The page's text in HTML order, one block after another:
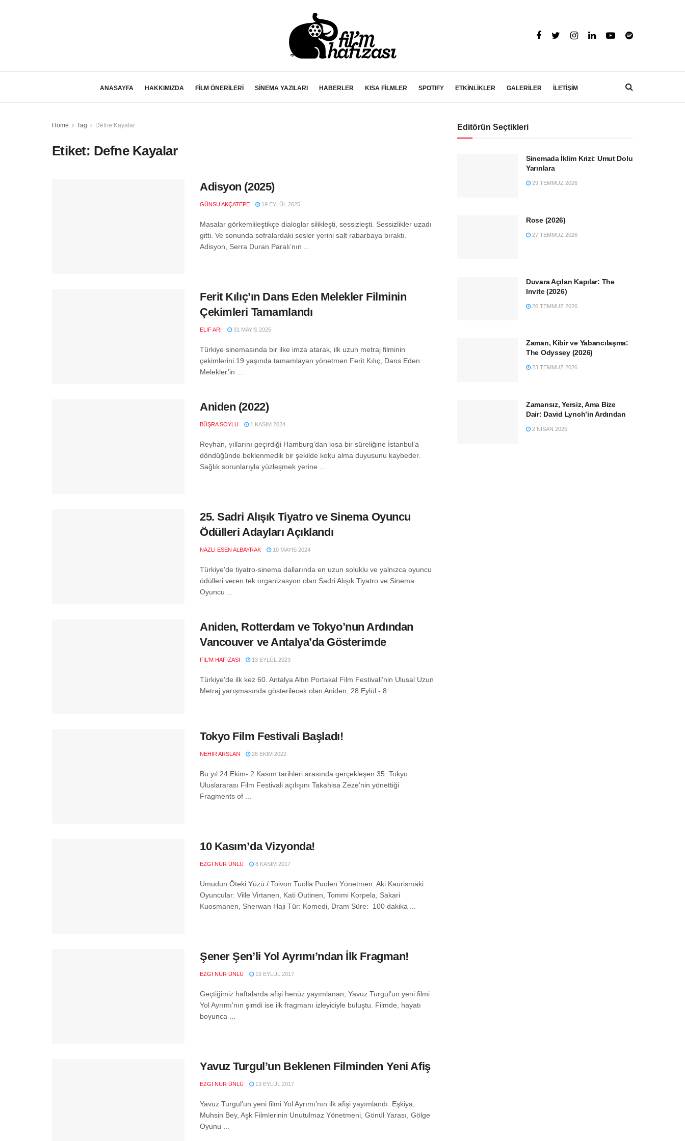
ANASAYFA HAKKIMIZDA FİLM ÖNERİLERİ SİNEMA YAZILARI HABERLER KISA FİLMLER SPOTIFY ETKİNLİKLER GALERİLER İLETİŞİM
Home Tag Defne Kayalar
Etiket: Defne Kayalar
Adisyon (2025)
GÜNSU AKÇATEPE 19 EYLÜL 2025
Masalar görkemlileştikçe dialoglar silikleşti, sessizleşti. Sessizlikler uzadı
gitti. Ve sonunda sofralardaki sesler yerini salt rabarbaya bıraktı.
Adisyon, Serra Duran Paralı’nın ...
Ferit Kılıç’ın Dans Eden Melekler Filminin
Çekimleri Tamamlandı
ELIF ARI 31 MAYIS 2025
Türkiye sinemasında bir ilke imza atarak, ilk uzun metraj filminin
çekimlerini 19 yaşında tamamlayan yönetmen Ferit Kılıç, Dans Eden
Melekler’in ...
Aniden (2022)
BÜŞRA SOYLU 1 KASIM 2024
Reyhan, yıllarını geçirdiği Hamburg’dan kısa bir süreliğine İstanbul’a
döndüğünde beklenmedik bir şekilde koku alma duyusunu kaybeder.
Sağlık sorunlarıyla yüzleşmek yerine ...
25. Sadri Alışık Tiyatro ve Sinema Oyuncu
Ödülleri Adayları Açıklandı
NAZLI ESEN ALBAYRAK 10 MAYIS 2024
Türkiye'de tiyatro-sinema dallarında en uzun soluklu ve yalnızca oyuncu
ödülleri veren tek organizasyon olan Sadri Alışık Tiyatro ve Sinema
Oyuncu ...
Aniden, Rotterdam ve Tokyo’nun Ardından
Vancouver ve Antalya’da Gösterimde
FIL'M HAFIZASI 13 EYLÜL 2023
Türkiye'de ilk kez 60. Antalya Altın Portakal Film Festivali'nin Ulusal Uzun
Metraj yarışmasında gösterilecek olan Aniden, 28 Eylül - 8 ...
Tokyo Film Festivali Başladı!
NEHIR ARSLAN 26 EKIM 2022
Bu yıl 24 Ekim- 2 Kasım tarihleri arasında gerçekleşen 35. Tokyo
Uluslararası Film Festivali açılışını Takahisa Zeze’nin yönettiği
Fragments of ...
10 Kasım’da Vizyonda!
EZGI NUR ÜNLÜ 8 KASIM 2017
Umudun Öteki Yüzü / Toivon Tuolla Puolen Yönetmen: Aki Kaurismäki
Oyuncular: Ville Virtanen, Kati Outinen, Tommi Korpela, Sakari
Kuosmanen, Sherwan Haji Tür: Komedi, Dram Süre: 100 dakika ...
Şener Şen’li Yol Ayrımı’ndan İlk Fragman!
EZGI NUR ÜNLÜ 19 EYLÜL 2017
Geçtiğimiz haftalarda afişi henüz yayımlanan, Yavuz Turgul'un yeni filmi
Yol Ayrımı'nın şimdi ise ilk fragmanı izleyiciyle buluştu. Filmde, hayatı
boyunca ...
Yavuz Turgul’un Beklenen Filminden Yeni Afiş
EZGI NUR ÜNLÜ 13 EYLÜL 2017
Yavuz Turgul'un yeni filmi Yol Ayrımı'nın ilk afişi yayımlandı. Eşkiya,
Muhsin Bey, Aşk Filmlerinin Unutulmaz Yönetmeni, Gönül Yarası, Gölge
Oyunu ...
Editörün Seçtikleri
Sinemada İklim Krizi: Umut Dolu
Yarınlara
29 TEMMUZ 2026
Rose (2026)
27 TEMMUZ 2026
Duvara Açılan Kapılar: The
Invite (2026)
26 TEMMUZ 2026
Zaman, Kibir ve Yabancılaşma:
The Odyssey (2026)
23 TEMMUZ 2026
Zamansız, Yersiz, Ama Bize
Dair: David Lynch’in Ardından
2 NISAN 2025